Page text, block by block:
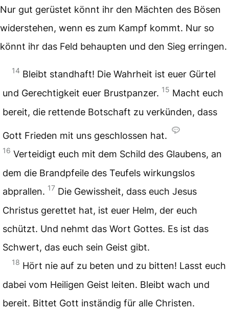
Nur gut gerüstet könnt ihr den Mächten des Bösen
widerstehen, wenn es zum Kampf kommt. Nur so
könnt ihr das Feld behaupten und den Sieg erringen.
14 Bleibt standhaft! Die Wahrheit ist euer Gürtel
und Gerechtigkeit euer Brustpanzer. 15 Macht euch
bereit, die rettende Botschaft zu verkünden, dass
Gott Frieden mit uns geschlossen hat.
16 Verteidigt euch mit dem Schild des Glaubens, an
dem die Brandpfeile des Teufels wirkungslos
abprallen. 17 Die Gewissheit, dass euch Jesus
Christus gerettet hat, ist euer Helm, der euch
schützt. Und nehmt das Wort Gottes. Es ist das
Schwert, das euch sein Geist gibt.
18 Hört nie auf zu beten und zu bitten! Lasst euch
dabei vom Heiligen Geist leiten. Bleibt wach und
bereit. Bittet Gott inständig für alle Christen.